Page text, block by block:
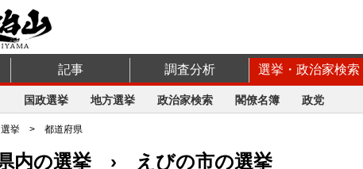
記事 調査分析 選挙・政治家検索
国政選挙 地方選挙 政治家検索 閣僚名簿 政党
選挙 > 都道府県
内の選挙 › えびの市の選挙